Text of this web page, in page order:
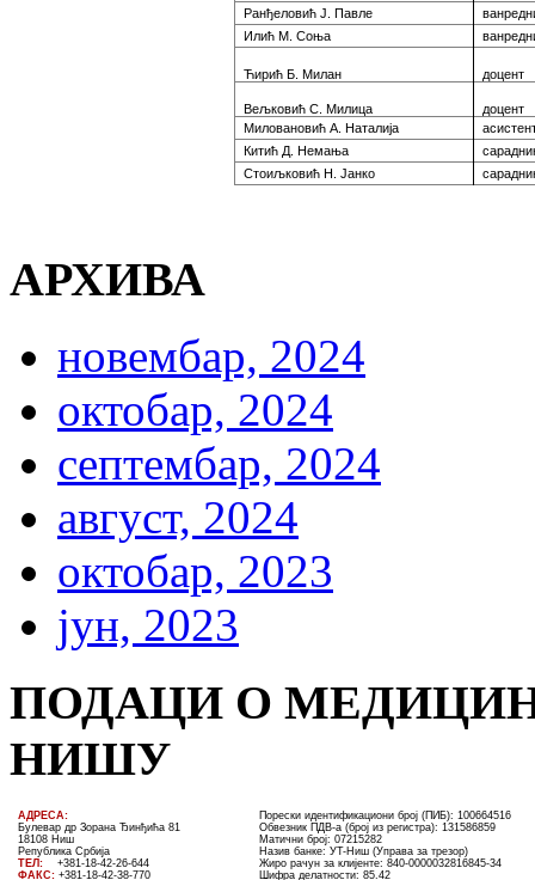
Ранђеловић Ј. Павле
Илић М. Соња
Ћирић Б. Милан доцент
Вељковић С. Милица
доцент
Миловановић А. Наталија
Китић Д. Немања
Стоиљковић Н. Јанко
АРХИВА
новембар, 2024
октобар, 2024
септембар, 2024
август, 2024
октобар, 2023
јун, 2023
ПОДАЦИ О
НИШУ
AДРЕСА:
Булевар др Зорана Ђинђића 81
18108 Ниш
Република Србија
ТЕЛ: +381-18-42-26-644
ФАКС: +381-18-42-38-770
Порески идентификациони број (ПИБ): 100664516
Обвезник ПДВ-а (број из регистра): 131586859
Матични број: 07215282
Назив банке: УT-Ниш (Управа за трезор)
Жиро рачун за клијенте:840-0000032816845-34
Шифра делатности: 85.42